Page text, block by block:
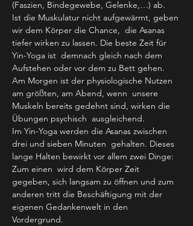
(Faszien, Bindegewebe, Gelenke,…) ab.
Ist die Muskulatur nicht aufgewärmt, geben
wir dem Körper die Chance,  die Asanas
tiefer wirken zu lassen. Die beste Zeit für
Yin-Yoga ist  demnach gleich nach dem
Aufstehen oder vor dem zu Bett gehen.
Am Morgen ist der physiologische Nutzen
am größten, am Abend, wenn  unsere
Muskeln bereits gedehnt sind, wirken die
Übungen psychisch  ausgleichend.
Im Yin-Yoga werden die Asanas zwischen
drei und sieben Minuten  gehalten. Dieses
lange Halten bewirkt vor allem zwei Dinge:
Zum einen  wird dem Körper Zeit
gegeben, sich langsam zu öffnen und zum
anderen tritt die Beschäftigung mit der
eigenen Gedankenwelt in den
Vordergrund.